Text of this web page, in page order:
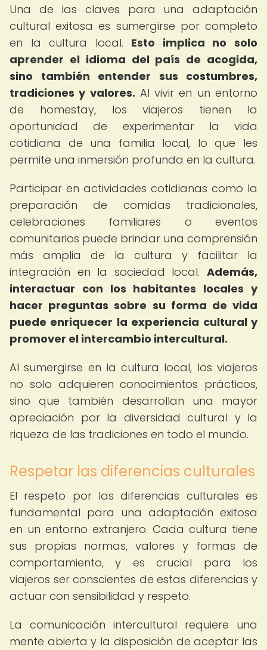
Una de las claves para una adaptación
cultural exitosa es sumergirse por completo
en la cultura local. Esto implica no solo
aprender el idioma del país de acogida,
sino también entender sus costumbres,
tradiciones y valores. Al vivir en un entorno
de homestay, los viajeros tienen la
oportunidad de experimentar la vida
cotidiana de una familia local, lo que les
permite una inmersión profunda en la cultura.
Participar en actividades cotidianas como la
preparación de comidas tradicionales,
celebraciones familiares o eventos
comunitarios puede brindar una comprensión
más amplia de la cultura y facilitar la
integración en la sociedad local. Además,
interactuar con los habitantes locales y
hacer preguntas sobre su forma de vida
puede enriquecer la experiencia cultural y
promover el intercambio intercultural.
Al sumergirse en la cultura local, los viajeros
no solo adquieren conocimientos prácticos,
sino que también desarrollan una mayor
apreciación por la diversidad cultural y la
riqueza de las tradiciones en todo el mundo.
Respetar las diferencias culturales
El respeto por las diferencias culturales es
fundamental para una adaptación exitosa
en un entorno extranjero. Cada cultura tiene
sus propias normas, valores y formas de
comportamiento, y es crucial para los
viajeros ser conscientes de estas diferencias y
actuar con sensibilidad y respeto.
La comunicación intercultural requiere una
mente abierta y la disposición de aceptar las